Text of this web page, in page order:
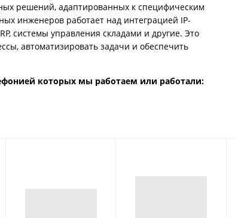
решений, адаптированных к специфическим
инженеров работает над интеграцией IP-
системы управления складами и другие. Это
автоматизировать задачи и обеспечить
которых мы работаем или работали: